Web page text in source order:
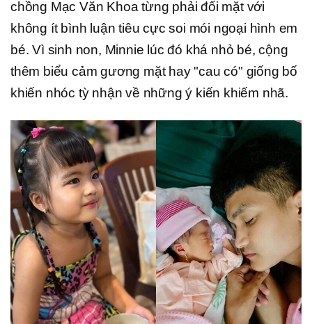
chồng Mạc Văn Khoa từng phải đối mặt với
không ít bình luận tiêu cực soi mói ngoại hình em
bé. Vì sinh non, Minnie lúc đó khá nhỏ bé, cộng
thêm biểu cảm gương mặt hay "cau có" giống bố
khiến nhóc tỳ nhận về những ý kiến khiếm nhã.